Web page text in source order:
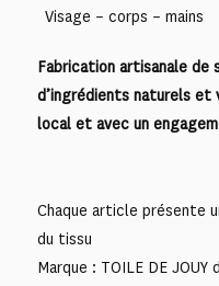
Visage – corps – mains
Fabrication artisanale de
d’ingrédients naturels et
local et avec un
Chaque article présente
du tissu
Marque : TOILE DE